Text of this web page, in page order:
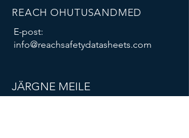
REACH OHUTUSANDMED
E-post:
info@reachsafetydatasheets.com
JÄRGNE MEILE